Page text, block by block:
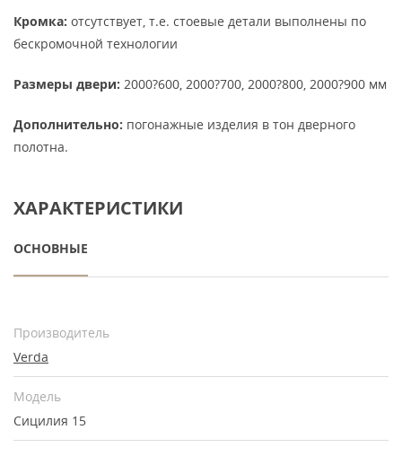
Кромка: отсутствует, т.е. стоевые детали выполнены по
бескромочной технологии
Размеры двери: 2000?600, 2000?700, 2000?800, 2000?900 мм
Дополнительно: погонажные изделия в тон дверного
полотна.
ХАРАКТЕРИСТИКИ
ОСНОВНЫЕ
Производитель
Verda
Модель
Сицилия 15